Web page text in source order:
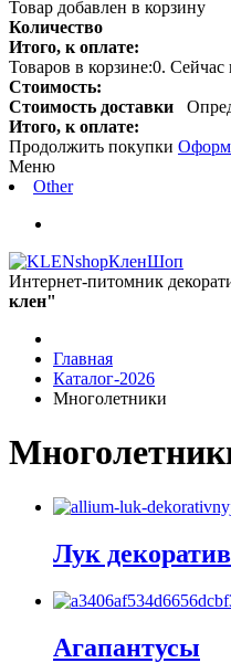
Товар добавлен в корзину
Количество
Итого, к оплате:
Товаров в корзине:0. Сейчас
Стоимость:
Стоимость доставки
Итого, к оплате:
Продолжить покупки
Меню
Other
КленШоп
Интернет-питомник
клен"
Главная
Каталог-2026
Многолетники
Лук
Агапантусы